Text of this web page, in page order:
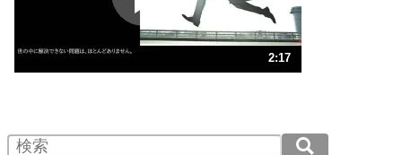
ストレス対策
人生、なんとかなるもの。
気楽に生きる30の方法
4 器の大きい人は、怒りを優しさで表現する。
2:17
2.0倍速 （269KB 1分8秒）